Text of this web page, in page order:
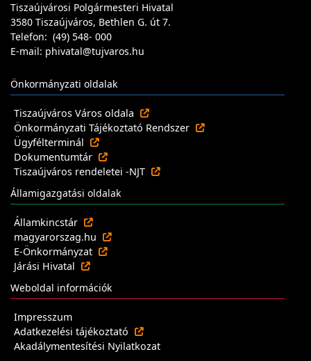
Tiszaújvárosi Polgármesteri Hivatal
3580 Tiszaújváros, Bethlen G. út 7.
Telefon: (49) 548- 000
E-mail: phivatal@tujvaros.hu
Önkormányzati oldalak
Tiszaújváros Város oldala
Önkormányzati Tájékoztató Rendszer
Ügyfélterminál
Dokumentumtár
Tiszaújváros rendeletei -NJT
Államigazgatási oldalak
Államkincstár
magyarorszag.hu
E-Önkormányzat
Járási Hivatal
Weboldal információk
Impresszum
Adatkezelési tájékoztató
Akadálymentesítési Nyilatkozat